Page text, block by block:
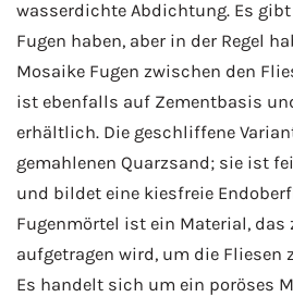
wasserdichte Abdichtung. Es
Fugen haben, aber in der Regel
Mosaike Fugen zwischen den
ist ebenfalls auf Zementbasis
erhältlich. Die geschliffene
gemahlenen Quarzsand; sie ist
und bildet eine kiesfreie
Fugenmörtel ist ein Material, das
aufgetragen wird, um die Fliesen
Es handelt sich um ein poröses